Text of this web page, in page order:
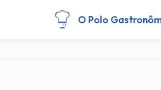
O Polo